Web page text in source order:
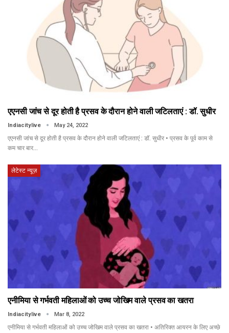
एएनसी जांच से दूर होती है प्रसव के दौरान होने वाली जटिलताएं : डॉ. सुधीर
Indiacitylive May 24, 2022
एएनसी जांच से दूर होती है प्रसव के दौरान होने वाली जटिलताएं : डॉ. सुधीर • प्रसव के पूर्व काम से
कम चार बार…
लेटेस्ट न्यूज़
एनीमिया से गर्भवती महिलाओं को उच्च जोखिम वाले प्रसव का खतरा
Indiacitylive Mar 8, 2022
एनीमिया से गर्भवती महिलाओं को उच्च जोखिम वाले प्रसव का खतरा • अतिरिक्त आयरन के लिए अच्छे